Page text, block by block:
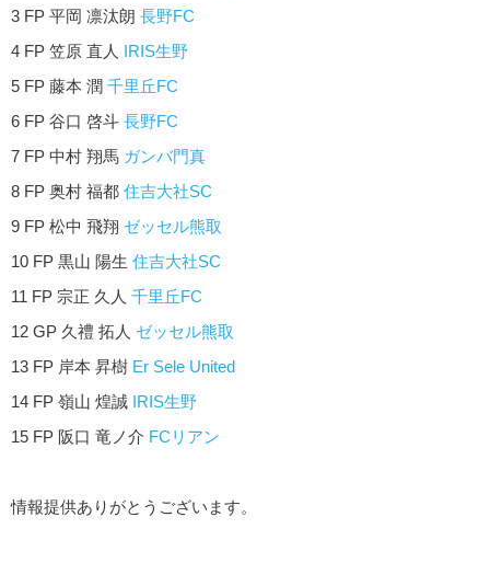
3 FP 平岡 凛汰朗 長野FC
4 FP 笠原 直人 IRIS生野
5 FP 藤本 潤 千里丘FC
6 FP 谷口 啓斗 長野FC
7 FP 中村 翔馬 ガンバ門真
8 FP 奥村 福都 住吉大社SC
9 FP 松中 飛翔 ゼッセル熊取
10 FP 黒山 陽生 住吉大社SC
11 FP 宗正 久人 千里丘FC
12 GP 久禮 拓人 ゼッセル熊取
13 FP 岸本 昇樹 Er Sele United
14 FP 嶺山 煌誠 IRIS生野
15 FP 阪口 竜ノ介 FCリアン
情報提供ありがとうございます。